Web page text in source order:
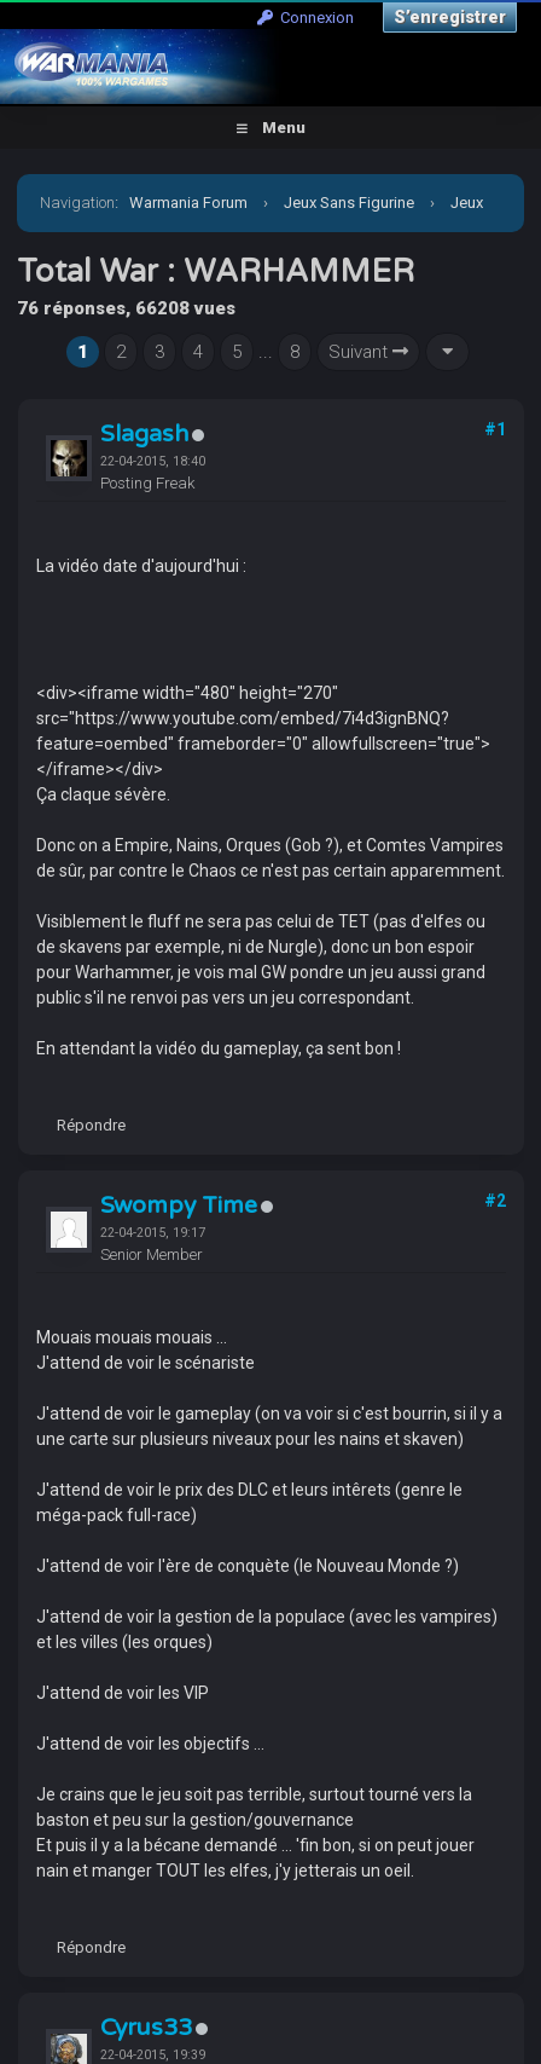
Connexion S’enregistrer
Menu
Navigation:Warmania Forum › Jeux Sans Figurine › Jeux
Vidéo › Total War : WARHAMMER
Total War : WARHAMMER
76 réponses, 66208 vues
1
2 3 4 5 ... 8 Suivant
Slagash
22-04-2015, 18:40
Posting Freak
#1
La vidéo date d'aujourd'hui :
<div><iframe width="480" height="270"
src="https://www.youtube.com/embed/7i4d3ignBNQ?
feature=oembed" frameborder="0" allowfullscreen="true">
</iframe></div>
Ça claque sévère.
Donc on a Empire, Nains, Orques (Gob ?), et Comtes Vampires
de sûr, par contre le Chaos ce n'est pas certain apparemment.
Visiblement le fluff ne sera pas celui de TET (pas d'elfes ou
de skavens par exemple, ni de Nurgle), donc un bon espoir
pour Warhammer, je vois mal GW pondre un jeu aussi grand
public s'il ne renvoi pas vers un jeu correspondant.
En attendant la vidéo du gameplay, ça sent bon !
Répondre
Swompy Time
22-04-2015, 19:17
Senior Member
#2
Mouais mouais mouais ...
J'attend de voir le scénariste
J'attend de voir le gameplay (on va voir si c'est bourrin, si il y a
une carte sur plusieurs niveaux pour les nains et skaven)
J'attend de voir le prix des DLC et leurs intêrets (genre le
méga-pack full-race)
J'attend de voir l'ère de conquète (le Nouveau Monde ?)
J'attend de voir la gestion de la populace (avec les vampires)
et les villes (les orques)
J'attend de voir les VIP
J'attend de voir les objectifs ...
Je crains que le jeu soit pas terrible, surtout tourné vers la
baston et peu sur la gestion/gouvernance
Et puis il y a la bécane demandé ... 'fin bon, si on peut jouer
nain et manger TOUT les elfes, j'y jetterais un oeil.
Répondre
Cyrus33
22-04-2015, 19:39